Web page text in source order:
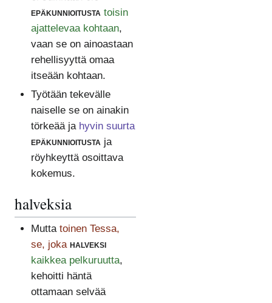
epäkunnioitusta toisin
ajattelevaa kohtaan,
vaan se on ainoastaan
rehellisyyttä omaa
itseään kohtaan.
Työtään tekevälle
naiselle se on ainakin
törkeää ja hyvin suurta
epäkunnioitustaja
röyhkeyttä osoittava
kokemus.
halveksia
Mutta toinen Tessa,
se, joka halveksi
kaikkea pelkuruutta,
kehoitti häntä
ottamaan selvää